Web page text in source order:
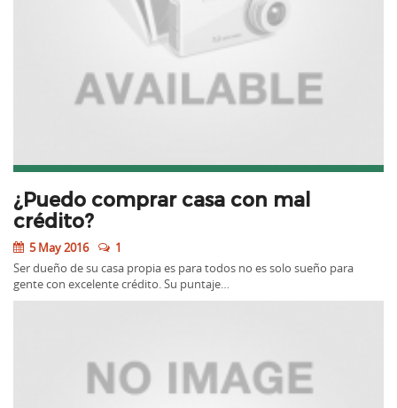
¿Puedo comprar casa con mal
crédito?
5 May 2016
1
Ser dueño de su casa propia es para todos no es solo sueño para
gente con excelente crédito. Su puntaje…